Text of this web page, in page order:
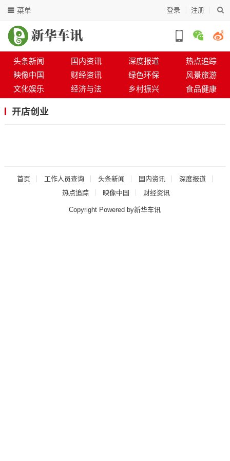
登录 注册
菜单
头条新闻 国内资讯 深度报道
热点追踪
映像中国
财经资讯 绿色环保
风景旅游
文化娱乐
经济与法 乡村振兴 食品健康
开店创业
首页 工作人员查询 头条新闻 国内资讯
深度报道
热点追踪
映像中国 财经资讯
Copyright Powered by新华车讯